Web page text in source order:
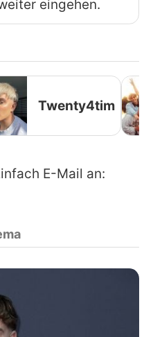
eingehen.
Twenty4tim
E-Mail an: